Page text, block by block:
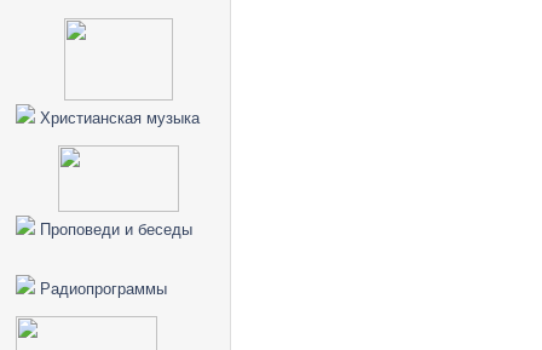
Христианская музыка
Проповеди и беседы
Радиопрограммы